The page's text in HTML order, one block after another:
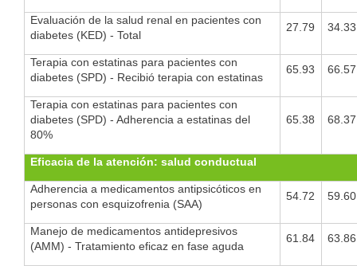
Evaluación de la salud renal en pacientes con
diabetes (KED) - Total
27.79 34.33
Terapia con estatinas para pacientes con
diabetes (SPD) - Recibió terapia con estatinas
65.93 66.57
Terapia con estatinas para pacientes con
diabetes (SPD) - Adherencia a estatinas del
80%
65.38 68.37
Eficacia de la atención: salud conductual
Adherencia a medicamentos antipsicóticos en
personas con esquizofrenia (SAA)
54.72 59.60
Manejo de medicamentos antidepresivos
(AMM) - Tratamiento eficaz en fase aguda
61.84 63.86